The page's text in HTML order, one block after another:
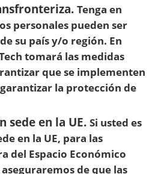
Tenga en
personales pueden ser
su país y/o región. En
tomará las medidas
que se implementen
la protección de
sede en la UE.Si usted es
en la UE, para las
del Espacio Económico
aseguraremos de que las